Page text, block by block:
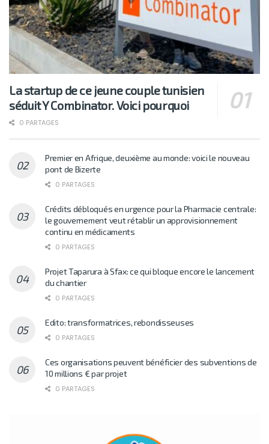
La startup de ce jeune couple tunisien
séduit Y Combinator. Voici pourquoi
0 PARTAGES
Premier en Afrique, deuxième au monde: voici le nouveau
pont de Bizerte
0 PARTAGES
Crédits débloqués en urgence pour la Pharmacie centrale:
le gouvernement veut rétablir un approvisionnement
continu en médicaments
0 PARTAGES
Projet Taparura à Sfax: ce qui bloque encore le lancement
du chantier
0 PARTAGES
Edito: transformatrices, rebondisseuses
0 PARTAGES
Ces organisations peuvent bénéficier des subventions de
10 millions € par projet
0 PARTAGES